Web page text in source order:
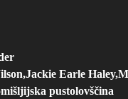
Earle
pustolovščina